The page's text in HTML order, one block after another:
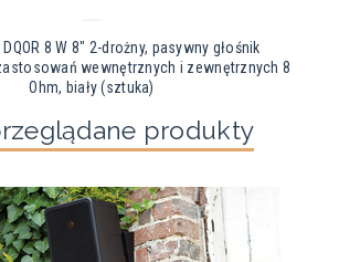
8 W 8" 2-drożny, pasywny głośnik
wewnętrznych i zewnętrznych 8
Ohm, biały (sztuka)
produkty